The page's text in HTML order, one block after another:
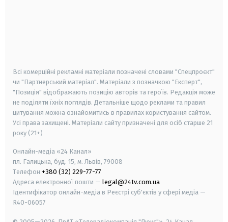
Всі комерційні рекламні матеріали позначені словами "Спецпроєкт"
чи "Партнерський матеріал". Матеріали з позначкою "Експерт",
"Позиція" відображають позицію авторів та героїв. Редакція може
не поділяти їхніх поглядів. Детальніше щодо реклами та правил
цитування можна ознайомитись в правилах користування сайтом.
Усі права захищені. Матеріали сайту призначені для осіб старше 21
року (21+)
Онлайн-медіа «24 Канал»
пл. Галицька, буд. 15, м. Львів, 79008
Телефон +380 (32) 229-77-77
Адреса електронної пошти — legal@24tv.com.ua
Ідентифікатор онлайн-медіа в Реєстрі суб'єктів у сфері медіа —
R40-06057